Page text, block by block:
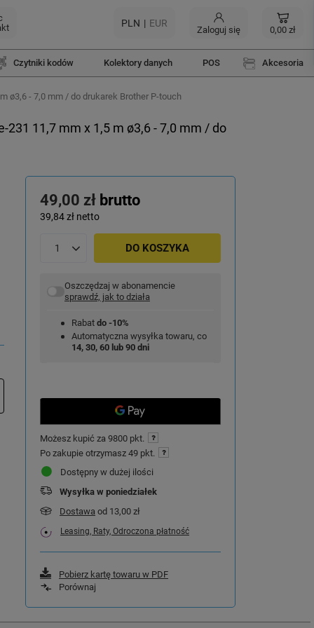
PLN EUR
Zaloguj się 0,00 zł
Czytniki kodów Kolektory danych POS Akcesoria
ø3,6 - 7,0 mm / do drukarek Brother P-touch
11,7 mm x 1,5 m ø3,6 - 7,0 mm / do
49,00 zł brutto
39,84 zł netto
DO KOSZYKA
Oszczędzaj w abonamencie
sprawdź, jak to działa
Rabat do -10%
Automatyczna wysyłka towaru, co
14, 30, 60 lub 90 dni
Możesz kupić za 9800 pkt.
Po zakupie otrzymasz 49 pkt.
Dostępny w dużej ilości
Wysyłka w poniedziałek
Dostawa od 13,00 zł
Leasing, Raty, Odroczona płatność
Pobierz kartę towaru w PDF
Porównaj